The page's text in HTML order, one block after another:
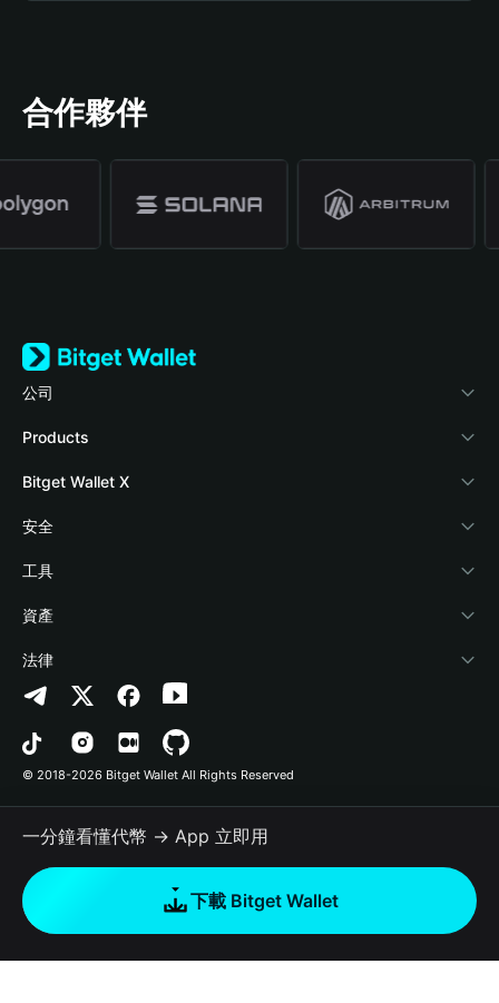
合作夥伴
公司
關於 Bitget Wallet
部落格
學院
加密資訊
幫助中心
‌聯繫我們
品牌資源
工作機會
Products
Crypto Card
Stablecoin Earn
Payfi Crypto
Crypto Swap API
Altcoin Season Index
Prediction Markets
DApp
RWA
如何購買加密貨幣
Bitget Wallet X
開發者文件
連接錢包
Bitget Wallet Pay
合作上架
安全
風險保障基金
安全防護技術
工具
快捷買幣
授權檢測
合約檢測
批次轉帳
資產
Arbitrum
Avalanche
Bitcoin
Polygon
法律
隱私協議
用戶使用協議
© 2018-2026 Bitget Wallet All Rights Reserved
一分鐘看懂代幣 → App 立即用
下載 Bitget Wallet